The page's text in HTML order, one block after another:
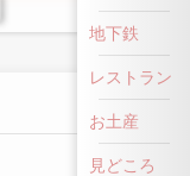
地下鉄
レストラン
お土産
見どころ